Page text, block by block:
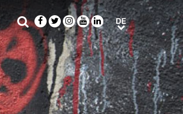
SucheFacebook
TwitterInstagram
Youtube
LinkedIn
DEDE